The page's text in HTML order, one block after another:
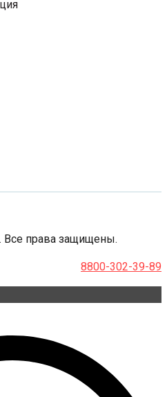
Все права защищены.
8800-302-39-89